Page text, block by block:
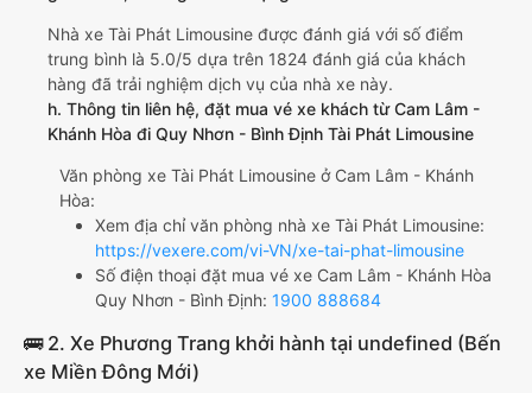
Nhà xe Tài Phát Limousine được đánh giá với số điểm
trung bình là 5.0/5 dựa trên 1824 đánh giá của khách
hàng đã trải nghiệm dịch vụ của nhà xe này.
h. Thông tin liên hệ, đặt mua vé xe khách từ Cam Lâm -
Khánh Hòa đi Quy Nhơn - Bình Định Tài Phát Limousine
Văn phòng xe Tài Phát Limousine ở Cam Lâm - Khánh
Hòa:
Xem địa chỉ văn phòng nhà xe Tài Phát Limousine:
https://vexere.com/vi-VN/xe-tai-phat-limousine
Số điện thoại đặt mua vé xe Cam Lâm - Khánh Hòa
Quy Nhơn - Bình Định: 1900 888684
🚌 2. Xe Phương Trang khởi hành tại undefined (Bến
xe Miền Đông Mới)